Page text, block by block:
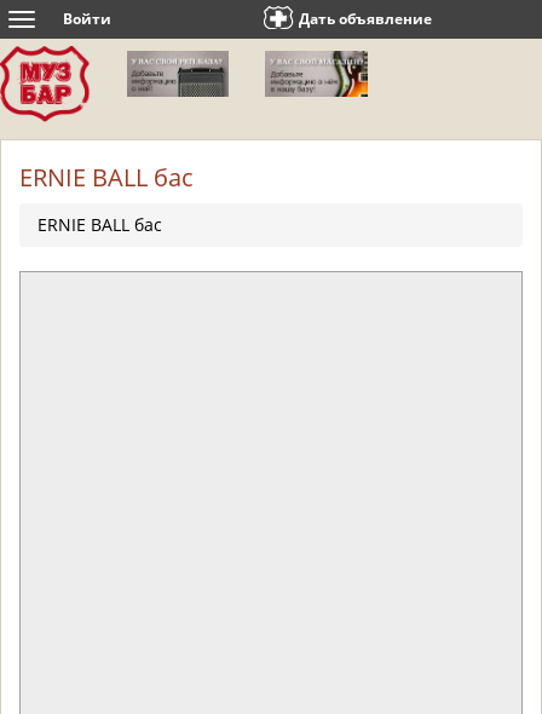
Toggle
navigation
Войти Дать объявление
ERNIE BALL бас
ERNIE BALL бас